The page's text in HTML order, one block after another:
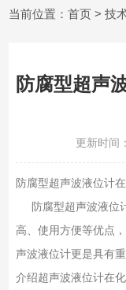
当前位置：首页 >技
防腐型超声
更新时间
防腐型超声波液位计
防腐型超声波液位
高、使用方便等优点
声波液位计更是具有
介绍超声波液位计在